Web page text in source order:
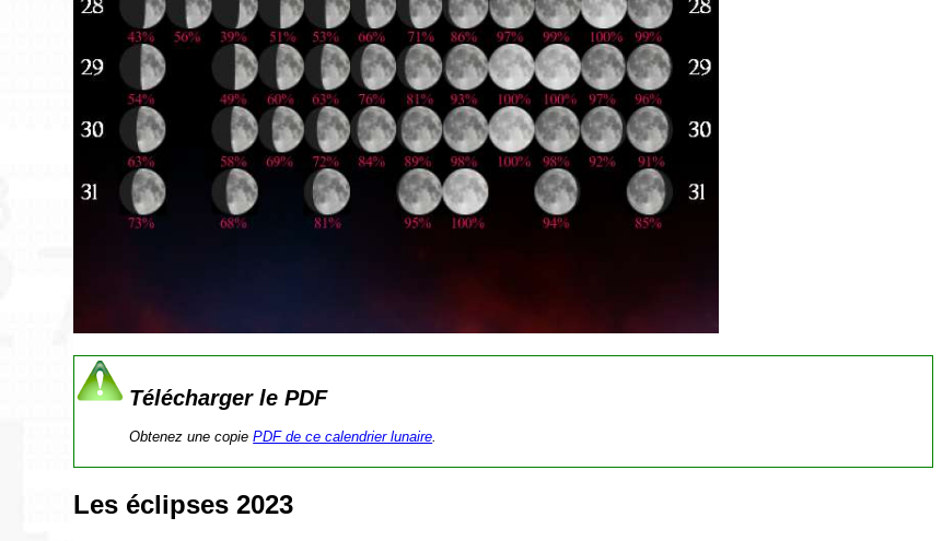
Télécharger le PDF
Obtenez une copiePDF de ce calendrier lunaire.
Les éclipses 2023